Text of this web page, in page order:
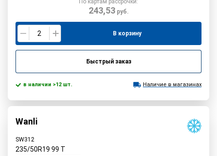
По картам рассрочки:
243,53руб.
В корзину
Быстрый заказ
в наличии >12 шт. Наличие в магазинах
Wanli
SW312
235/50R19 99 T